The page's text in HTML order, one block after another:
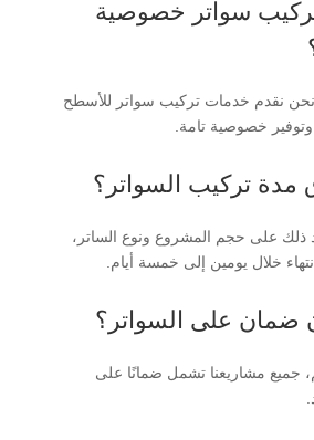
سواتر خصوصية
نقدم خدمات تركيب سواتر للأسطح
خصوصية تامة.
ذلك على حجم المشروع ونوع الساتر،
خلال يومين إلى خمسة أيام.
جميع مشاريعنا تشمل ضمانًا على